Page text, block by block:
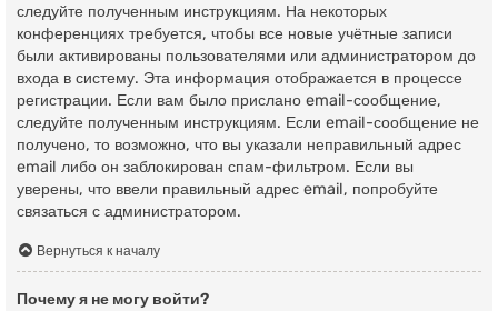
следуйте полученным инструкциям. На некоторых
конференциях требуется, чтобы все новые учётные записи
были активированы пользователями или администратором до
входа в систему. Эта информация отображается в процессе
регистрации. Если вам было прислано email-сообщение,
следуйте полученным инструкциям. Если email-сообщение не
получено, то возможно, что вы указали неправильный адрес
email либо он заблокирован спам-фильтром. Если вы
уверены, что ввели правильный адрес email, попробуйте
связаться с администратором.
Вернуться к началу
Почему я не могу войти?